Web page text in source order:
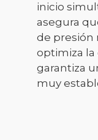
inicio
asegura
de presión
optimiza la
garantiza
muy